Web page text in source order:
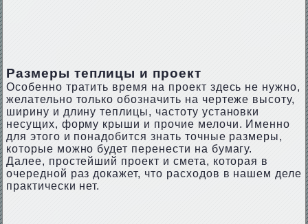
Размеры теплицы и проект
Особенно тратить время на проект здесь не нужно,
желательно только обозначить на чертеже высоту,
ширину и длину теплицы, частоту установки
несущих, форму крыши и прочие мелочи. Именно
для этого и понадобится знать точные размеры,
которые можно будет перенести на бумагу.
Далее, простейший проект и смета, которая в
очередной раз докажет, что расходов в нашем деле
практически нет.